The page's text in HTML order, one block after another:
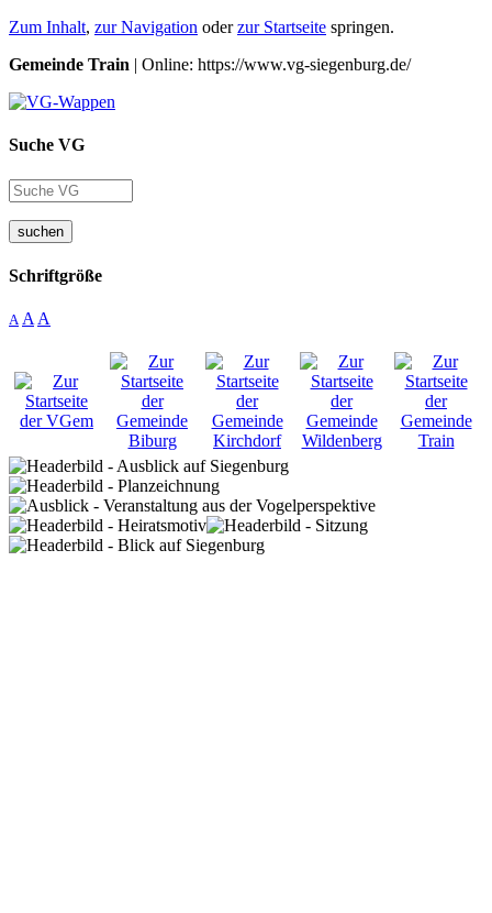
Zum Inhalt, zur Navigation oderzur Startseite springen.
Gemeinde Train | Online: https://www.vg-siegenburg.de/
Suche VG
suchen
Schriftgröße
A A A